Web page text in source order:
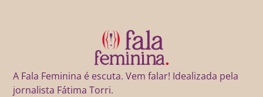
A Fala Feminina é escuta. Vem falar! Idealizada pela
jornalista Fátima Torri.